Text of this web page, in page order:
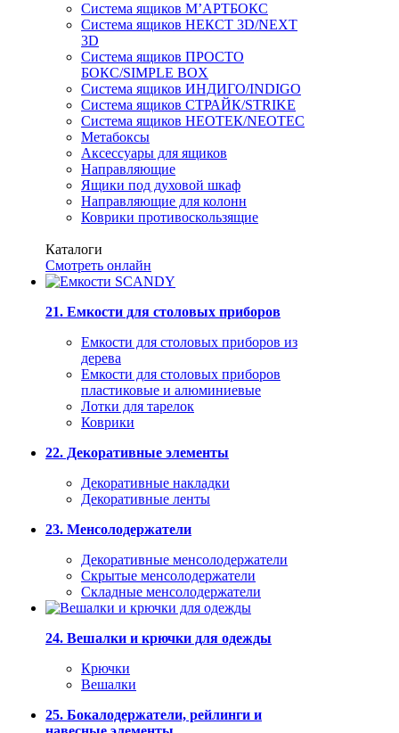
Система ящиков М’АРТБОКС
Система ящиков НЕКСТ 3D/NEXT
3D
Система ящиков ПРОСТО
БОКС/SIMPLE BOX
Система ящиков ИНДИГО/INDIGO
Система ящиков СТРАЙК/STRIKE
Система ящиков НЕОТЕК/NEOTEC
Метабоксы
Аксессуары для ящиков
Направляющие
Ящики под духовой шкаф
Направляющие для колонн
Коврики противоскользящие
Каталоги
Смотреть онлайн
21. Емкости для столовых приборов
Емкости для столовых приборов из
дерева
Емкости для столовых приборов
пластиковые и алюминиевые
Лотки для тарелок
Коврики
22. Декоративные элементы
Декоративные накладки
Декоративные ленты
23. Менсолодержатели
Декоративные менсолодержатели
Скрытые менсолодержатели
Складные менсолодержатели
24. Вешалки и крючки для одежды
Крючки
Вешалки
25. Бокалодержатели, рейлинги и